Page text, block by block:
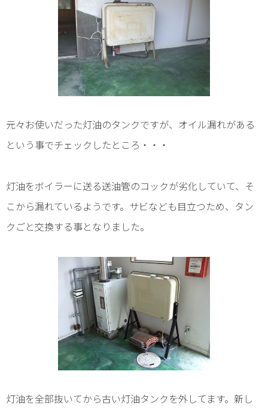
元々お使いだった灯油のタンクですが、オイル漏れがある
という事でチェックしたところ・・・
灯油をボイラーに送る送油管のコックが劣化していて、そ
こから漏れているようです。サビなども目立つため、タン
クごと交換する事となりました。
灯油を全部抜いてから古い灯油タンクを外してます。新し